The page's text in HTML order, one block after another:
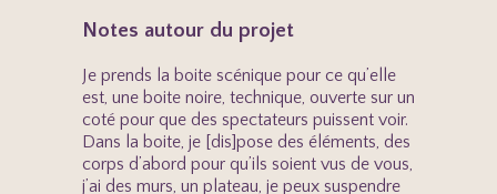
Notes autour du projet
Je prends la boite scénique pour ce qu’elle
est, une boite noire, technique, ouverte sur un
coté pour que des spectateurs puissent voir.
Dans la boite, je [dis]pose des éléments, des
corps d’abord pour qu’ils soient vus de vous,
j’ai des murs, un plateau, je peux suspendre